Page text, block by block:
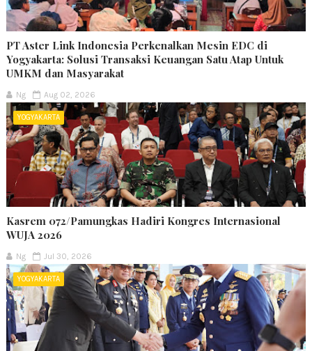
PT Aster Link Indonesia Perkenalkan Mesin EDC di
Yogyakarta: Solusi Transaksi Keuangan Satu Atap Untuk
UMKM dan Masyarakat
Ng Aug 02, 2026
YOGYAKARTA
Kasrem 072/Pamungkas Hadiri Kongres Internasional
WUJA 2026
Ng Jul 30, 2026
YOGYAKARTA